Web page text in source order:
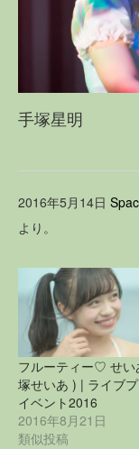
手塚星明
2016年5月14日
より。
フルーティー♡ せい
塚せいあ ) | ライブ
イベント2016
2016年8月21日
類似投稿